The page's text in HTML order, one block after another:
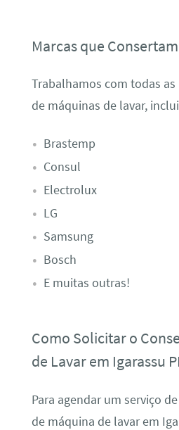
Marcas que
Trabalhamos com todas
de máquinas de lavar,
Brastemp
Consul
Electrolux
LG
Samsung
Bosch
E muitas outras!
Como Solicitar o
de Lavar em Igarassu
Para agendar um serviço
de máquina de lavar em